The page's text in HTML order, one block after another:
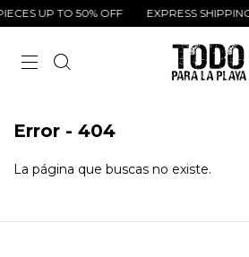
UP TO 50% OFF EXPRESS SHIPPING
Error - 404
La página que buscas no existe.